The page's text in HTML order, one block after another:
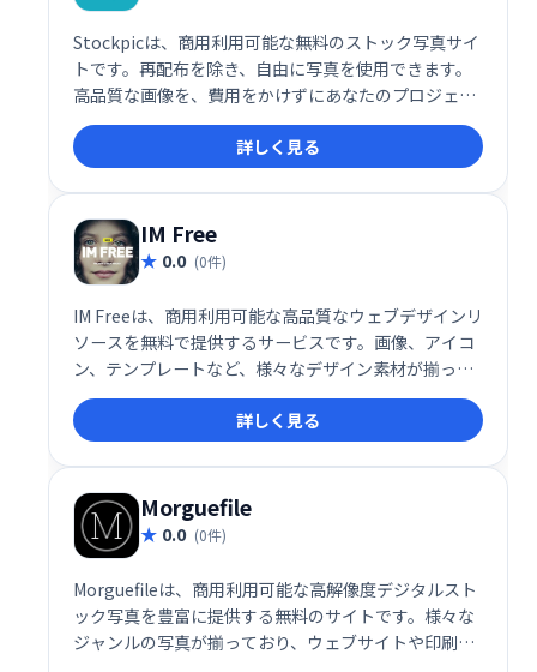
Stockpicは、商用利用可能な無料のストック写真サイ
トです。再配布を除き、自由に写真を使用できます。
高品質な画像を、費用をかけずにあなたのプロジェク
トにご活用いただけます。幅広いテーマの画像が用意
されており、ビジネス用途、ブログ、デザインなど
様々な場面で役立ちます。
詳しく見る
IM Free
0.0 (0件)
IM Freeは、商用利用可能な高品質なウェブデザインリ
ソースを無料で提供するサービスです。画像、アイコ
ン、テンプレートなど、様々なデザイン素材が揃って
おり、ウェブサイト制作を効率化します。費用をかけ
ずにプロフェッショナルなデザインを実現したい方に
おすすめです。
詳しく見る
Morguefile
0.0 (0件)
Morguefileは、商用利用可能な高解像度デジタルスト
ック写真を豊富に提供する無料のサイトです。様々な
ジャンルの写真が揃っており、ウェブサイトや印刷物